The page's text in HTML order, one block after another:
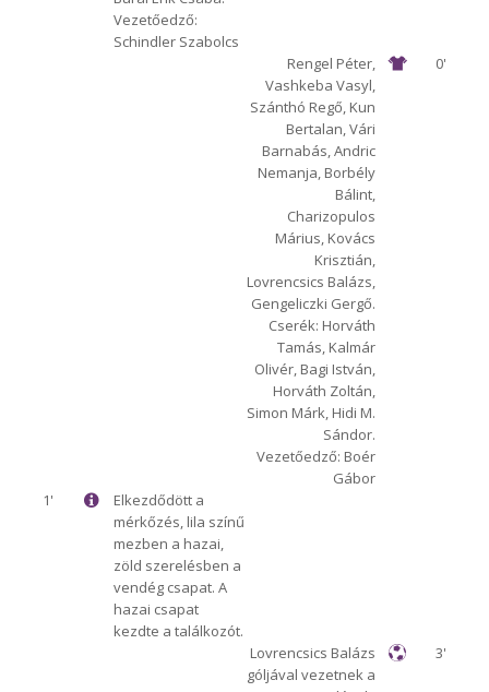
Vezetőedző:
Schindler Szabolcs
0'
Rengel Péter,
Vashkeba Vasyl,
Szánthó Regő, Kun
Bertalan, Vári
Barnabás, Andric
Nemanja, Borbély
Bálint,
Charizopulos
Márius, Kovács
Krisztián,
Lovrencsics Balázs,
Gengeliczki Gergő.
Cserék: Horváth
Tamás, Kalmár
Olivér, Bagi István,
Horváth Zoltán,
Simon Márk, Hidi M.
Sándor.
Vezetőedző: Boér
Gábor
1'
Elkezdődött a
mérkőzés, lila színű
mezben a hazai,
zöld szerelésben a
vendég csapat. A
hazai csapat
kezdte a találkozót.
3'
Lovrencsics Balázs
góljával vezetnek a